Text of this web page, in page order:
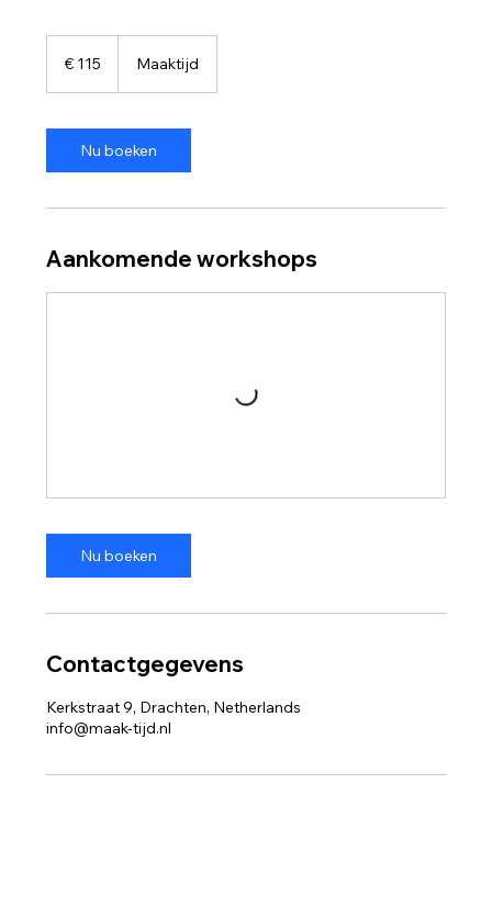
€ 115 Maaktijd
Nu boeken
Aankomende workshops
Nu boeken
Contactgegevens
Kerkstraat 9, Drachten, Netherlands
info@maak-tijd.nl